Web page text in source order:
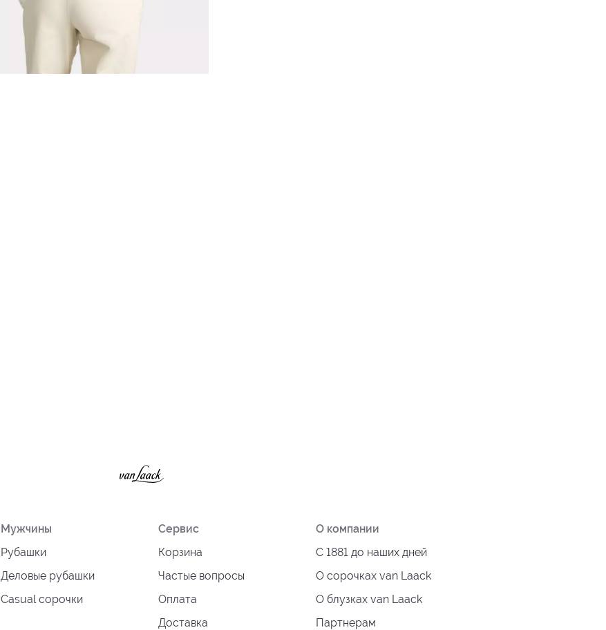
Мужчины
Рубашки
Деловые рубашки
Casual сорочки
Сервис
Корзина
Частые вопросы
Оплата
Доставка
О компании
С 1881 до наших дней
О сорочках van Laack
О блузках van Laack
Партнерам